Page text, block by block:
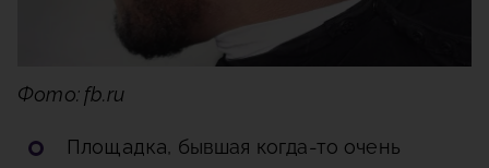
Фото: fb.ru
Площадка, бывшая когда-то очень